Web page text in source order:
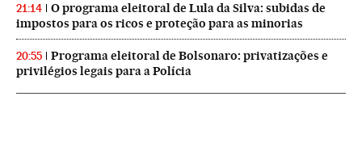
21:14
O programa eleitoral de Lula da Silva: subidas de
impostos para os ricos e proteção para as minorias
20:55
Programa eleitoral de Bolsonaro: privatizações e
privilégios legais para a Polícia